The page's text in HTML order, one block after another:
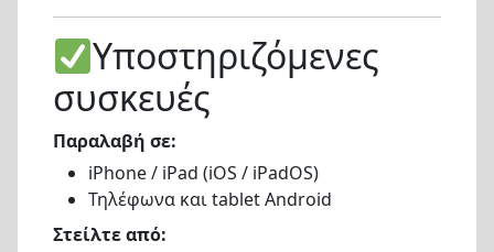
Υποστηριζόμενες
συσκευές
Παραλαβή σε:
iPhone / iPad (iOS / iPadOS)
Τηλέφωνα και tablet Android
Στείλτε από: